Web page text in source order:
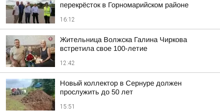
перекрёсток в Горномарийском районе
16:12
Жительница Волжска Галина Чиркова
встретила свое 100-летие
12:42
Новый коллектор в Сернуре должен
прослужить до 50 лет
15:51